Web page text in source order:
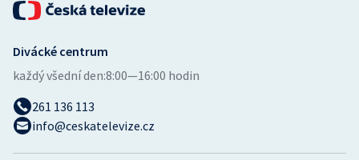
Divácké centrum
každý všední den:8:00—16:00 hodin
261 136 113
info@ceskatelevize.cz